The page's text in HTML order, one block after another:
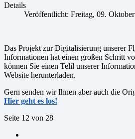
Details
Veröffentlicht: Freitag, 09.
Das Projekt zur Digitalisierung unserer
Informationen hat einen großen Schritt
können Sie einen Telil unserer
Website herunterladen.
Gern senden wir Ihnen aber auch die
Hier geht es los!
Seite 12 von 28